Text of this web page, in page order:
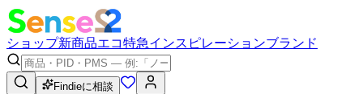
ショップ新商品エコ特急インスピレーションブランド
Findieに相談